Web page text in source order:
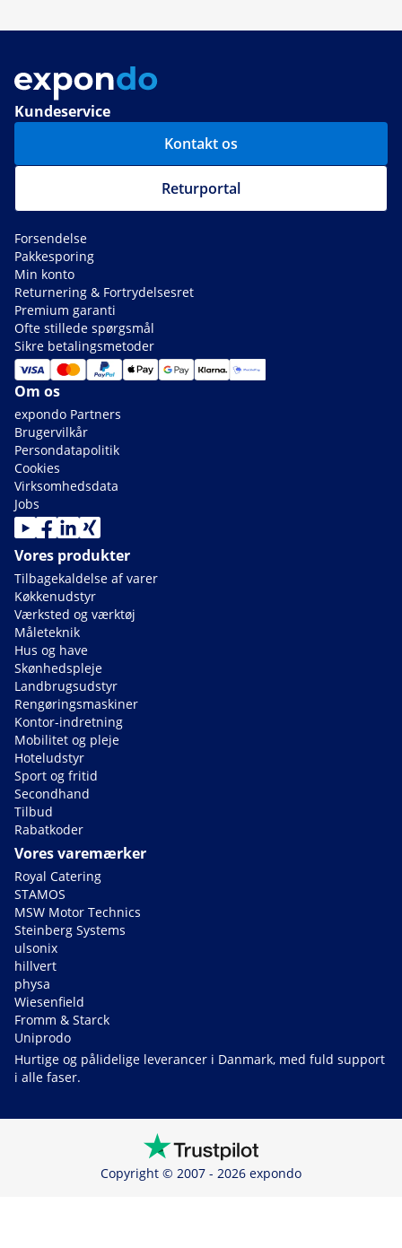
Kundeservice
Kontakt os
Returportal
Forsendelse
Pakkesporing
Min konto
Returnering & Fortrydelsesret
Premium garanti
Ofte stillede spørgsmål
Sikre betalingsmetoder
Om os
expondo Partners
Brugervilkår
Persondatapolitik
Cookies
Virksomhedsdata
Jobs
Vores produkter
Tilbagekaldelse af varer
Køkkenudstyr
Værksted og værktøj
Måleteknik
Hus og have
Skønhedspleje
Landbrugsudstyr
Rengøringsmaskiner
Kontor-indretning
Mobilitet og pleje
Hoteludstyr
Sport og fritid
Secondhand
Tilbud
Rabatkoder
Vores varemærker
Royal Catering
STAMOS
MSW Motor Technics
Steinberg Systems
ulsonix
hillvert
physa
Wiesenfield
Fromm & Starck
Uniprodo
Hurtige og pålidelige leverancer i Danmark, med fuld support
i alle faser.
Copyright © 2007 - 2026 expondo